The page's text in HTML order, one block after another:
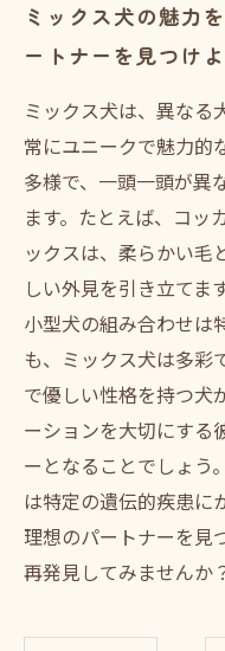
ミックス犬の魅力
ートナーを見つけよ
ミックス犬は、異なる
常にユニークで魅力的
多様で、一頭一頭が異
ます。たとえば、コッ
ックスは、柔らかい毛
しい外見を引き立てま
小型犬の組み合わせは
も、ミックス犬は多彩
で優しい性格を持つ犬
ーションを大切にする
ーとなることでしょう
は特定の遺伝的疾患に
理想のパートナーを見
再発見してみませんか